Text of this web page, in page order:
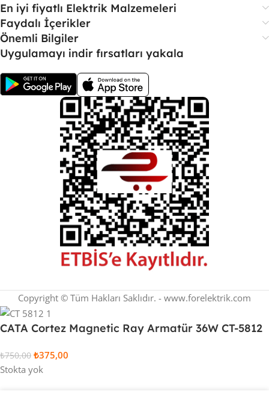
En iyi fiyatlı Elektrik Malzemeleri
Faydalı İçerikler
Önemli Bilgiler
Uygulamayı indir fırsatları yakala
Copyright © Tüm Hakları Saklıdır. - www.forelektrik.com
CATA Cortez Magnetic Ray Armatür 36W CT-5812
₺750,00 ₺375,00
Stokta yok